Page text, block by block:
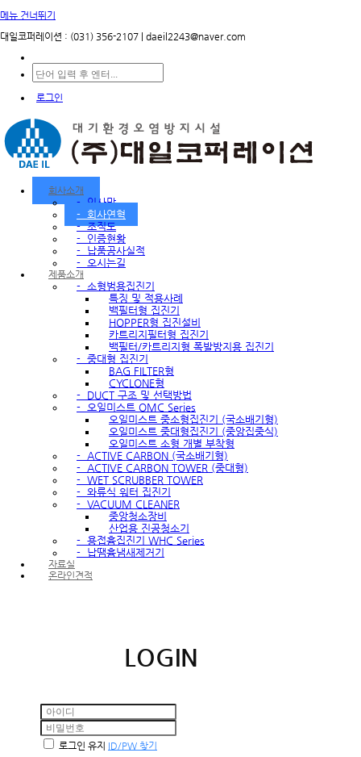
메뉴 건너뛰기
대일코퍼레이션 : (031) 356-2107 | daeil2243@naver.com
로그인
회사소개
-
인사말
- 회사연혁
-조직도
- 인증현황
- 납품공사실적
- 오시는길
제품소개
- 소형범용집진기
특징 및 적용사례
백필터형 집진기
HOPPER형 집진설비
카트리지필터형 집진기
백필터/카트리지형 폭발방지용 집진기
- 중대형 집진기
BAG FILTER형
CYCLONE형
- DUCT 구조 및 선택방법
- 오일미스트 OMC Series
오일미스트 중소형집진기 (국소배기형)
오일미스트 중대형집진기 (중앙집중식)
오일미스트 소형 개별 부착형
- ACTIVE CARBON (국소배기형)
- ACTIVE CARBON TOWER (중대형)
- WET SCRUBBER TOWER
- 와류식 워터 집진기
- VACUUM CLEANER
중앙청소장비
산업용 진공청소기
- 용접흄집진기 WHC Series
- 납땜흄냄새제거기
자료실
온라인견적
LOGIN
로그인 유지 ID/PW 찾기